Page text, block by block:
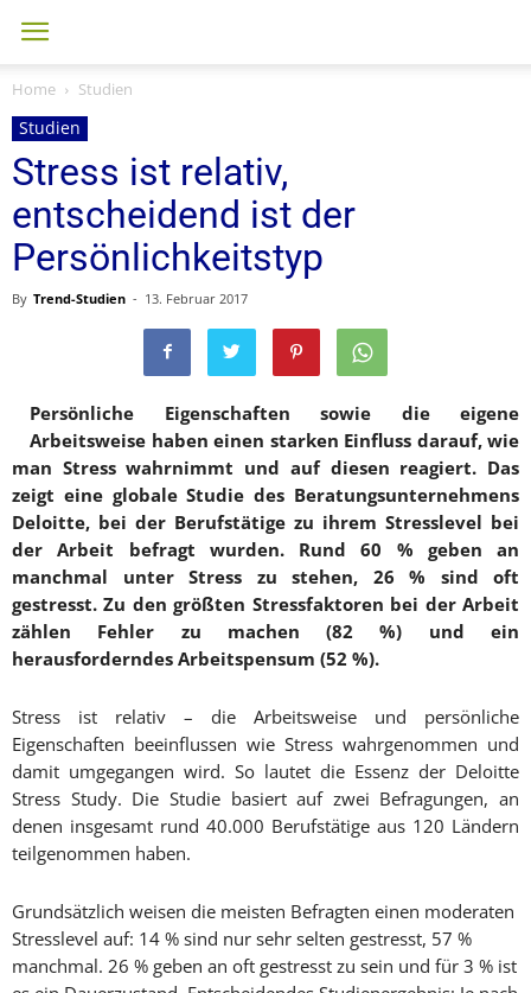
Home Studien
Studien
Stress ist relativ,
entscheidend ist der
Persönlichkeitstyp
By Trend-Studien - 13. Februar 2017
Persönliche Eigenschaften sowie die eigene
Arbeitsweise haben einen starken Einfluss darauf, wie
man Stress wahrnimmt und auf diesen reagiert. Das
zeigt eine globale Studie des Beratungsunternehmens
Deloitte, bei der Berufstätige zu ihrem Stresslevel bei
der Arbeit befragt wurden. Rund 60 % geben an
manchmal unter Stress zu stehen, 26 % sind oft
gestresst. Zu den größten Stressfaktoren bei der Arbeit
zählen Fehler zu machen (82 %) und ein
herausforderndes Arbeitspensum (52 %).
Stress ist relativ – die Arbeitsweise und persönliche
Eigenschaften beeinflussen wie Stress wahrgenommen und
damit umgegangen wird. So lautet die Essenz der Deloitte
Stress Study. Die Studie basiert auf zwei Befragungen, an
denen insgesamt rund 40.000 Berufstätige aus 120 Ländern
teilgenommen haben.
Grundsätzlich weisen die meisten Befragten einen moderaten
Stresslevel auf: 14 % sind nur sehr selten gestresst, 57 %
manchmal. 26 % geben an oft gestresst zu sein und für 3 % ist